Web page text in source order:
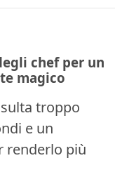
chef per un
magico
troppo
e un
renderlo più